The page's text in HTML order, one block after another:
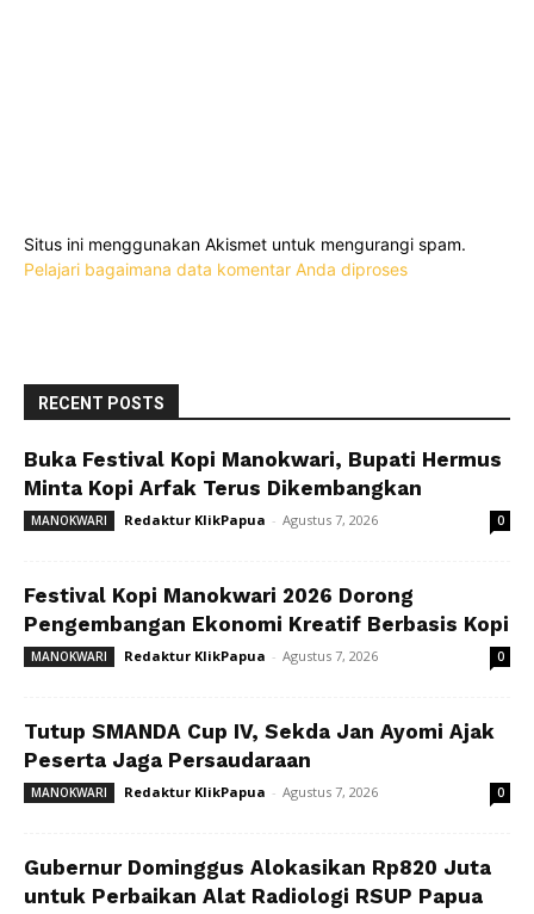
Situs ini menggunakan Akismet untuk mengurangi spam.
Pelajari bagaimana data komentar Anda diproses
RECENT POSTS
Buka Festival Kopi Manokwari, Bupati Hermus
Minta Kopi Arfak Terus Dikembangkan
MANOKWARI Redaktur KlikPapua - Agustus 7, 2026 0
Festival Kopi Manokwari 2026 Dorong
Pengembangan Ekonomi Kreatif Berbasis Kopi
MANOKWARI Redaktur KlikPapua - Agustus 7, 2026 0
Tutup SMANDA Cup IV, Sekda Jan Ayomi Ajak
Peserta Jaga Persaudaraan
MANOKWARI Redaktur KlikPapua - Agustus 7, 2026 0
Gubernur Dominggus Alokasikan Rp820 Juta
untuk Perbaikan Alat Radiologi RSUP Papua